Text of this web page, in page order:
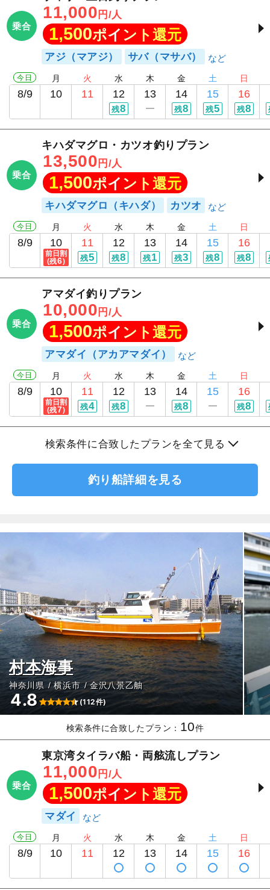
乗合
11,000 円/人
1,500ポイント還元
アジ（マアジ） サバ（マサバ）
今日
8/9
月
10
火
11
水
12
残8
木
13
金
14
残8
土
15
残5
日
16
残8
乗合
キハダマグロ・カツオ釣りプラン
13,500 円/人
1,500ポイント還元
キハダマグロ（キハダ） カツオ
今日
8/9
月
10
前日割
(残6)
火
11
残5
水
12
残8
木
13
残1
金
14
残3
土
15
残8
日
16
残8
乗合
アマダイ釣りプラン
10,000 円/人
1,500ポイント還元
アマダイ（アカアマダイ）
今日
8/9
月
10
前日割
(残7)
火
11
残4
水
12
残8
木
13
金
14
残8
土
15
日
16
残8
検索条件に合致したプランを全て見る
釣り船詳細を見る
村本海事
神奈川県 横浜市 金沢八景乙舳
4.8 (112件)
検索条件に合致したプラン： 10件
乗合
東京湾タイラバ船・両舷流しプラン
11,000 円/人
1,500ポイント還元
マダイ
今日
8/9
月
10
火
11
水
12
木
13
金
14
土
15
日
16